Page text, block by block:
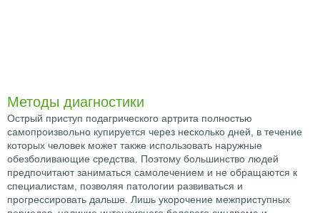
Методы диагностики
Острый приступ подагрического артрита полностью
самопроизвольно купируется через несколько дней, в течение
которых человек может также использовать наружные
обезболивающие средства. Поэтому большинство людей
предпочитают заниматься самолечением и не обращаются к
специалистам, позволяя патологии развиваться и
прогрессировать дальше. Лишь укорочение межприступных